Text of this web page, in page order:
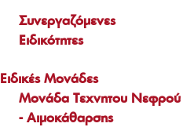
Συνεργαζόμενες
Ειδικότητες
Ειδικές Μονάδες
Μονάδα Τεχνητου Νεφρού
- Αιμοκάθαρσης